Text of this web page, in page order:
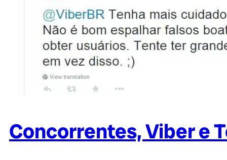
Concorrentes, Viber e